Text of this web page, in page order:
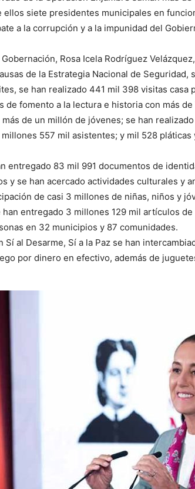
ellos siete presidentes municipales en
a la corrupción y a la impunidad del
Rosa Icela Rodríguez
de la Estrategia Nacional de Seguridad,
se han realizado 441 mil 398 visitas casa
de fomento a la lectura e historia con más
de un millón de jóvenes; se han
millones 557 mil asistentes; y mil 528
entregado 83 mil 991 documentos de
y se han acercado actividades culturales y
de casi 3 millones de niñas, niños y
entregado 3 millones 129 mil artículos
en 32 municipios y 87 comunidades.
Sí al Desarme, Sí a la Paz se han
por dinero en efectivo, además de